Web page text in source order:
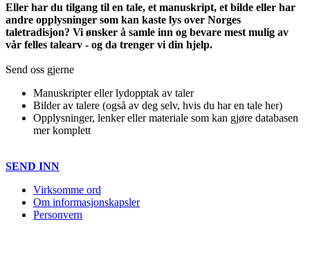
Eller har du tilgang til en tale, et manuskript, et bilde eller har
andre opplysninger som kan kaste lys over Norges
taletradisjon? Vi ønsker å samle inn og bevare mest mulig av
vår felles talearv - og da trenger vi din hjelp.
Send oss gjerne
Manuskripter eller lydopptak av taler
Bilder av talere (også av deg selv, hvis du har en tale her)
Opplysninger, lenker eller materiale som kan gjøre databasen
mer komplett
SEND INN
Virksomme ord
Om informasjonskapsler
Personvern